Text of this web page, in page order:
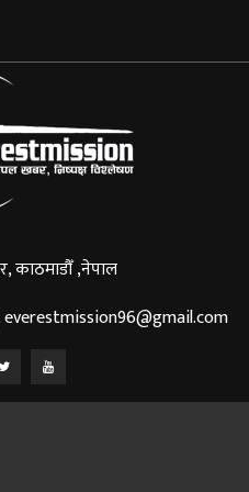
काठमाडौँ ,नेपाल
everestmission96@gmail.com